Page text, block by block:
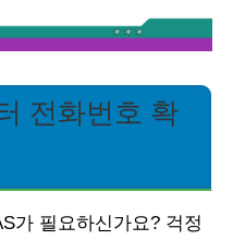
전화번호 확
가 필요하신가요? 걱정